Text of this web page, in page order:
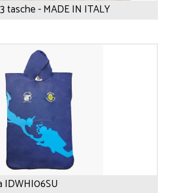
tasche - MADE IN ITALY
IDWHI06SU